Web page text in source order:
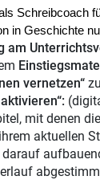
Schreibcoach
in Geschichte
am
vernetzen“
:
mit denen
aktuellen